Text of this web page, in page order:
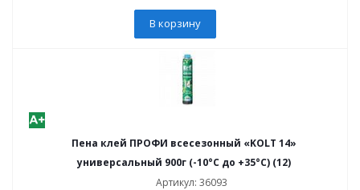
В корзину
Пена клей ПРОФИ всесезонный «KOLT 14»
универсальный 900г (-10°С до +35°С) (12)
Артикул: 36093